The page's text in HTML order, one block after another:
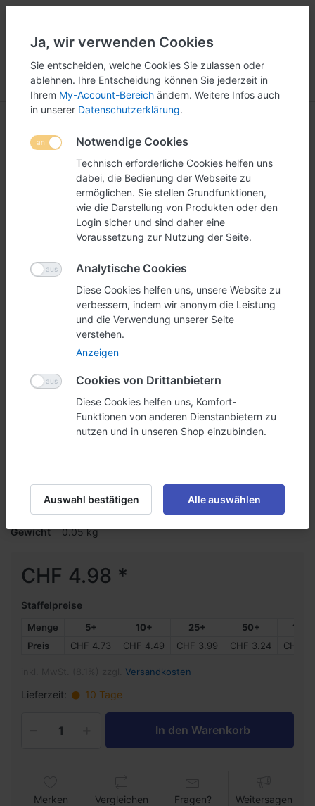
Menü Anmelden Vergleichen Wunschliste Warenkorb
Infosteller A7-quer senkrecht
Geben Sie die erste Bewertung ab
Art.-Nr.
03JD3068
Gewicht
0.05 kg
CHF 4.98 *
Staffelpreise
Menge 5+ 10+ 25+ 50+
100+
Preis
CHF 4.73 CHF 4.49 CHF 3.99 CHF 3.24 CHF
Versandkosten
Lieferzeit: 10 Tage
In den Warenkorb
Merken Vergleichen Fragen? Weitersagen
Ja, wir verwenden Cookies
Sie entscheiden, welche Cookies Sie zulassen oder
ablehnen. Ihre Entscheidung können Sie jederzeit in
Ihrem My-Account-Bereich ändern. Weitere Infos auch
in unserer Datenschutzerklärung.
Notwendige Cookies
Technisch erforderliche Cookies helfen uns
dabei, die Bedienung der Webseite zu
ermöglichen. Sie stellen Grundfunktionen,
wie die Darstellung von Produkten oder den
Login sicher und sind daher eine
Voraussetzung zur Nutzung der Seite.
Analytische Cookies
Diese Cookies helfen uns, unsere Website zu
verbessern, indem wir anonym die Leistung
und die Verwendung unserer Seite
verstehen.
Anzeigen
Cookies von Drittanbietern
Diese Cookies helfen uns, Komfort-
Funktionen von anderen Dienstanbietern zu
nutzen und in unseren Shop einzubinden.
Auswahl bestätigen Alle auswählen